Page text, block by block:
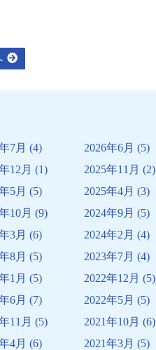
Next
post:
7月 (4) 2026年6月 (5)
12月 (1) 2025年11月 (2)
5月 (5) 2025年4月 (3)
10月 (9) 2024年9月 (5)
3月 (6) 2024年2月 (4)
8月 (5) 2023年7月 (4)
1月 (5) 2022年12月 (5)
6月 (7) 2022年5月 (5)
11月 (5) 2021年10月 (6)
4月 (6) 2021年3月 (5)